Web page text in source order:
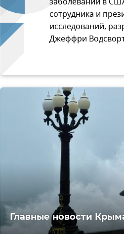
сотрудника и
исследований,
Джеффри
Главные новости